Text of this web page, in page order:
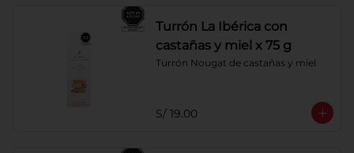
Turrón La Ibérica con
castañas y miel x 75 g
Turrón Nougat de castañas y miel
S/ 19.00